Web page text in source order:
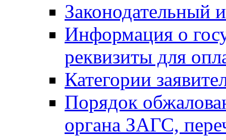
Законодательный
Информация о
реквизиты для
Категории
Порядок
органа ЗАГС,